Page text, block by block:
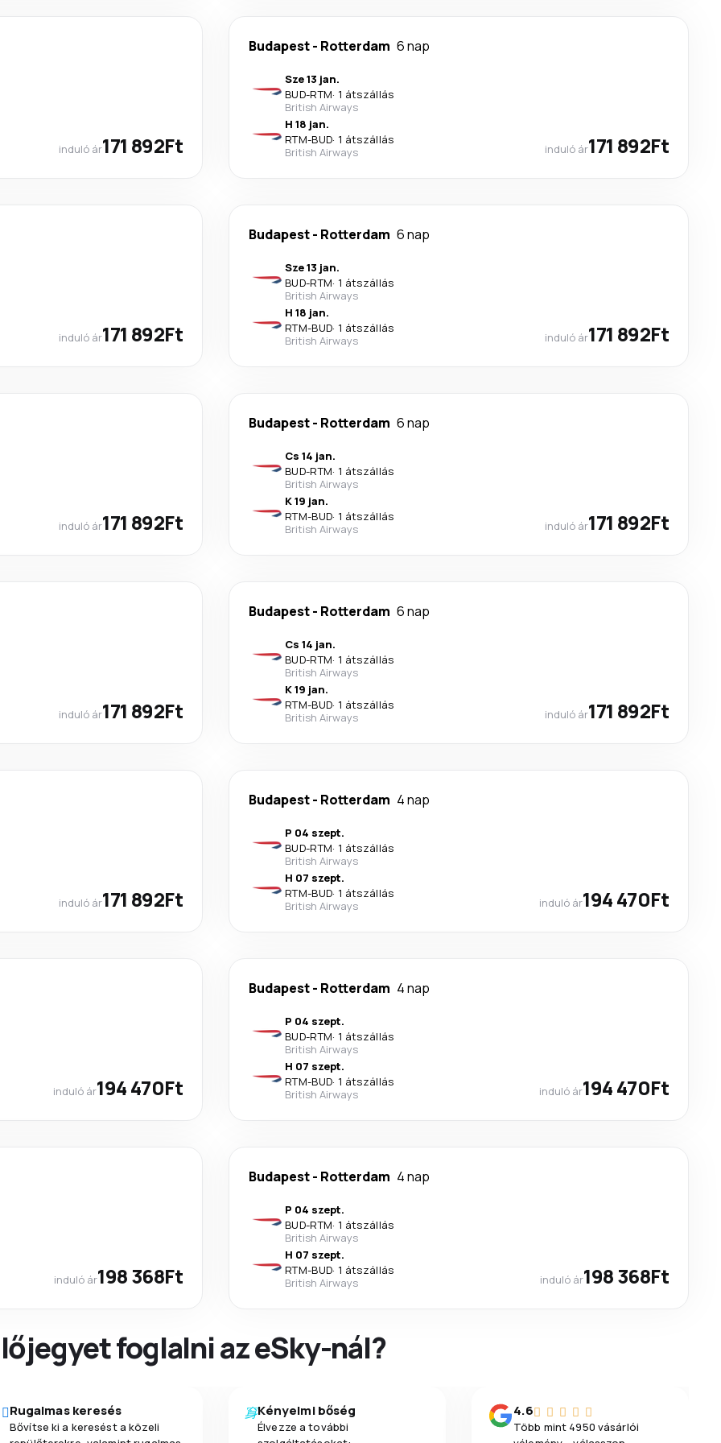
induló ár171 892Ft
Budapest- Rotterdam 6 nap
Sze 13 jan.
BUD-RTM· 1 átszállás
British Airways
H 18 jan.
RTM-BUD· 1 átszállás
British Airways
induló ár171 892Ft
induló ár171 892Ft
Budapest- Rotterdam 6 nap
Sze 13 jan.
BUD-RTM· 1 átszállás
British Airways
H 18 jan.
RTM-BUD· 1 átszállás
British Airways
induló ár171 892Ft
induló ár171 892Ft
Budapest- Rotterdam 6 nap
Cs 14 jan.
BUD-RTM· 1 átszállás
British Airways
K 19 jan.
RTM-BUD· 1 átszállás
British Airways
induló ár171 892Ft
induló ár171 892Ft
Budapest- Rotterdam 6 nap
Cs 14 jan.
BUD-RTM· 1 átszállás
British Airways
K 19 jan.
RTM-BUD· 1 átszállás
British Airways
induló ár171 892Ft
induló ár171 892Ft
Budapest- Rotterdam 4 nap
P 04 szept.
BUD-RTM· 1 átszállás
British Airways
H 07 szept.
RTM-BUD· 1 átszállás
British Airways
induló ár194 470Ft
induló ár194 470Ft
Budapest- Rotterdam 4 nap
P 04 szept.
BUD-RTM· 1 átszállás
British Airways
H 07 szept.
RTM-BUD· 1 átszállás
British Airways
induló ár194 470Ft
induló ár198 368Ft
Budapest- Rotterdam 4 nap
P 04 szept.
BUD-RTM· 1 átszállás
British Airways
H 07 szept.
RTM-BUD· 1 átszállás
British Airways
induló ár198 368Ft
foglalni az eSky-nál?
Rugalmas keresés
Bővítse ki a keresést a közeli
Kényelmi bőség
Élvezze a további
4.6
Több mint 4950 vásárlói